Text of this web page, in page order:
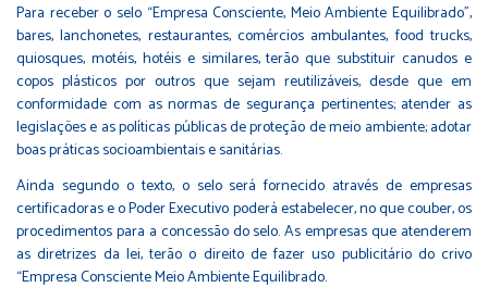
Para receber o selo “Empresa Consciente, Meio Ambiente Equilibrado”,
bares, lanchonetes, restaurantes, comércios ambulantes, food trucks,
quiosques, motéis, hotéis e similares, terão que substituir canudos e
copos plásticos por outros que sejam reutilizáveis, desde que em
conformidade com as normas de segurança pertinentes; atender as
legislações e as políticas públicas de proteção de meio ambiente; adotar
boas práticas socioambientais e sanitárias.
Ainda segundo o texto, o selo será fornecido através de empresas
certificadoras e o Poder Executivo poderá estabelecer, no que couber, os
procedimentos para a concessão do selo. As empresas que atenderem
as diretrizes da lei, terão o direito de fazer uso publicitário do crivo
“Empresa Consciente Meio Ambiente Equilibrado.